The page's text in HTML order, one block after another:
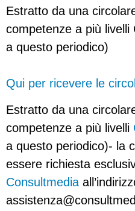
Estratto da una
competenze a più livelli
a questo periodico)
Qui per ricevere le
Estratto da una
competenze a più livelli
a questo periodico)- la
essere richiesta
Consultmedia